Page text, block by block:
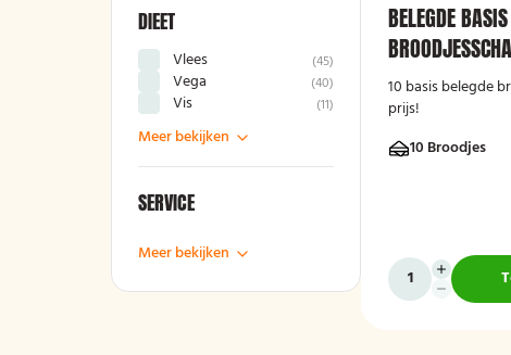
DIEET
Vlees (45)
Vega (40)
Vis (11)
Meer bekijken
SERVICE
Meer bekijken
BELEGDE BASIS
10 basis belegde
prijs!
10 Broodjes